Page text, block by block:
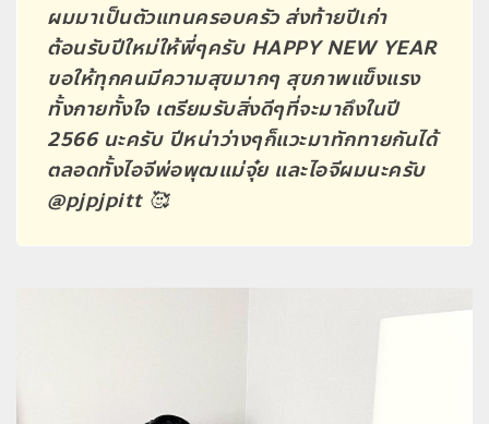
ผมมาเป็นตัวแทนครอบครัว ส่งท้ายปีเก่า
ต้อนรับปีใหม่ให้พี่ๆครับ HAPPY NEW YEAR
ขอให้ทุกคนมีความสุขมากๆ สุขภาพแข็งแรง
ทั้งกายทั้งใจ เตรียมรับสิ่งดีๆที่จะมาถึงในปี
2566 นะครับ ปีหน่าว่างๆก็แวะมาทักทายกันได้
ตลอดทั้งไอจีพ่อพุฒแม่จุ๋ย และไอจีผมนะครับ
@pjpjpitt 🥰